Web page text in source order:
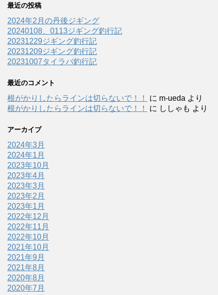
最近の投稿
2024年2月の丹後ジギング
20240108、0113ジギング釣行記
20231229ジギング釣行記
20231209ジギング釣行記
20231007タイラバ釣行記
最近のコメント
根がかりしたらラインは切らないで！！ に m-ueda より
根がかりしたらラインは切らないで！！
に ししゃも より
アーカイブ
2024年3月
2024年1月
2023年10月
2023年4月
2023年3月
2023年2月
2023年1月
2022年12月
2022年11月
2022年10月
2021年10月
2021年9月
2021年8月
2020年8月
2020年7月